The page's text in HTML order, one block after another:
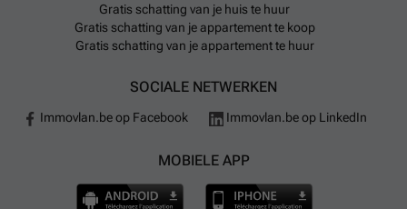
Gratis schatting van je huis te huur
Gratis schatting van je appartement te koop
Gratis schatting van je appartement te huur
SOCIALE NETWERKEN
Immovlan.be op Facebook Immovlan.be op LinkedIn
MOBIELE APP